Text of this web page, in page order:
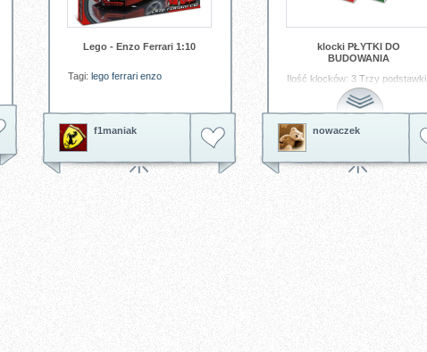
Lego - Enzo Ferrari 1:10
Tagi: lego ferrari enzo
f1maniak
klocki PŁYTKI DO
BUDOWANIA
Ilość klocków: 3 Trzy podstawki
do najśmielszych pomysłów
Tagi:klocki lego zabawka
nowaczek